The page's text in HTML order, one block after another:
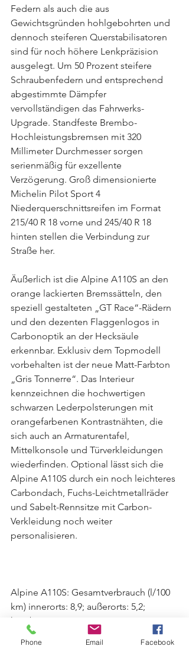
Federn als auch die aus
Gewichtsgründen hohlgebohrten und
dennoch steiferen Querstabilisatoren
sind für noch höhere Lenkpräzision
ausgelegt. Um 50 Prozent steifere
Schraubenfedern und entsprechend
abgestimmte Dämpfer
vervollständigen das Fahrwerks-
Upgrade. Standfeste Brembo-
Hochleistungsbremsen mit 320
Millimeter Durchmesser sorgen
serienmäßig für exzellente
Verzögerung. Groß dimensionierte
Michelin Pilot Sport 4
Niederquerschnittsreifen im Format
215/40 R 18 vorne und 245/40 R 18
hinten stellen die Verbindung zur
Straße her.
Äußerlich ist die Alpine A110S an den
orange lackierten Bremssätteln, den
speziell gestalteten „GT Race“-Rädern
und den dezenten Flaggenlogos in
Carbonoptik an der Hecksäule
erkennbar. Exklusiv dem Topmodell
vorbehalten ist der neue Matt-Farbton
„Gris Tonnerre“. Das Interieur
kennzeichnen die hochwertigen
schwarzen Lederpolsterungen mit
orangefarbenen Kontrastnähten, die
sich auch an Armaturentafel,
Mittelkonsole und Türverkleidungen
wiederfinden. Optional lässt sich die
Alpine A110S durch ein noch leichteres
Carbondach, Fuchs-Leichtmetallräder
und Sabelt-Rennsitze mit Carbon-
Verkleidung noch weiter
personalisieren.
Alpine A110S: Gesamtverbrauch (l/100
km) innerorts: 8,9; außerorts: 5,2;
kombiniert: 6,6. CO2-Emissionen
kombiniert (g/km): 147;
Energieeffizienzklasse: E. Alpine A110:
Phone Email Facebook